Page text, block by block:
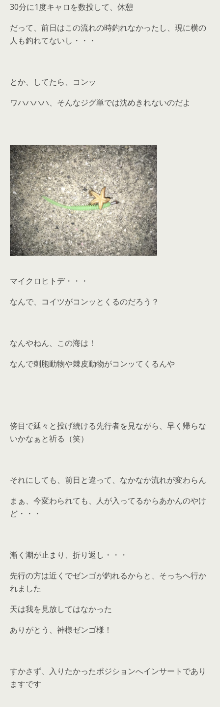
30分に1度キャロを数投して、休憩
だって、前日はこの流れの時釣れなかったし、現に横の
人も釣れてないし・・・
とか、してたら、コンッ
ワハハハハ、そんなジグ単では沈めきれないのだよ
マイクロヒトデ・・・
なんで、コイツがコンッとくるのだろう？
なんやねん、この海は！
なんで刺胞動物や棘皮動物がコンッてくるんや
傍目で延々と投げ続ける先行者を見ながら、早く帰らな
いかなぁと祈る（笑）
それにしても、前日と違って、なかなか流れが変わらん
まぁ、今変わられても、人が入ってるからあかんのやけ
ど・・・
漸く潮が止まり、折り返し・・・
先行の方は近くでゼンゴが釣れるからと、そっちへ行か
れました
天は我を見放してはなかった
ありがとう、神様ゼンゴ様！
すかさず、入りたかったポジションへインサートであり
ますです